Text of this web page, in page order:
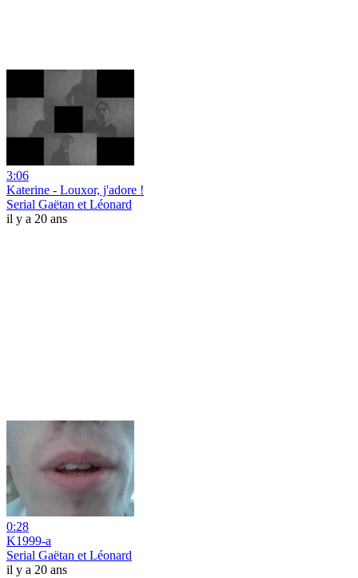
3:06
Katerine - Louxor, j'adore !
Serial Gaëtan et Léonard
il y a 20 ans
0:28
K1999-a
Serial Gaëtan et Léonard
il y a 20 ans